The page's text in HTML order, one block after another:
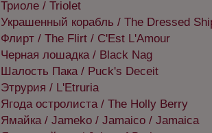
Триоле / Triolet
Украшенный корабль / The Dressed
Флирт / The Flirt / C'Est L'Amour
Черная лошадка / Black Nag
Шалость Пака / Puck's Deceit
Этрурия / L'Etruria
Ягода остролиста / The Holly Berry
Ямайка / Jameko / Jamaico / Jamaica